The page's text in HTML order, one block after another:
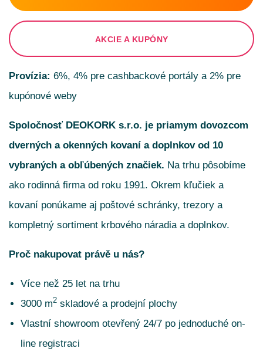
AKCIE A KUPÓNY
Provízia: 6%, 4% pre cashbackové portály a 2% pre
kupónové weby
Spoločnosť DEOKORK s.r.o. je priamym dovozcom
dverných a okenných kovaní a doplnkov od 10
vybraných a obľúbených značiek. Na trhu pôsobíme
ako rodinná firma od roku 1991. Okrem kľučiek a
kovaní ponúkame aj poštové schránky, trezory a
kompletný sortiment krbového náradia a doplnkov.
Proč nakupovat právě u nás?
Více než 25 let na trhu
3000 m2 skladové a prodejní plochy
Vlastní showroom otevřený 24/7 po jednoduché on-
line registraci